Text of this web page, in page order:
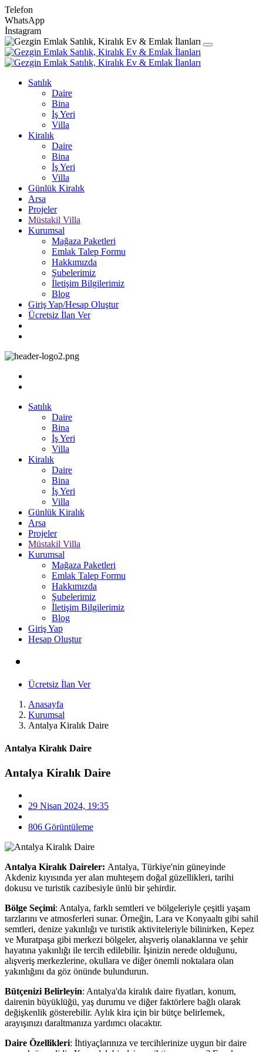
Telefon
WhatsApp
İnstagram
Satılık
Daire
Bina
İş Yeri
Villa
Kiralık
Daire
Bina
İş Yeri
Villa
Günlük Kiralık
Arsa
Projeler
Müstakil Villa
Kurumsal
Mağaza Paketleri
Emlak Talep Formu
Hakkımızda
Şubelerimiz
İletişim Bilgilerimiz
Blog
Giriş Yap/Hesap Oluştur
Ücretsiz İlan Ver
Satılık
Daire
Bina
İş Yeri
Villa
Kiralık
Daire
Bina
İş Yeri
Villa
Günlük Kiralık
Arsa
Projeler
Müstakil Villa
Kurumsal
Mağaza Paketleri
Emlak Talep Formu
Hakkımızda
Şubelerimiz
İletişim Bilgilerimiz
Blog
Giriş Yap
Hesap Oluştur
Ücretsiz İlan Ver
Anasayfa
Kurumsal
Antalya Kiralık Daire
Antalya Kiralık Daire
Antalya Kiralık Daire
29 Nisan 2024, 19:35
806 Görüntüleme
Antalya Kiralık Daireler: Antalya, Türkiye'nin güneyinde
Akdeniz kıyısında yer alan muhteşem doğal güzellikleri, tarihi
dokusu ve turistik cazibesiyle ünlü bir şehirdir.
Bölge Seçimi: Antalya, farklı semtleri ve bölgeleriyle çeşitli yaşam
tarzlarını ve atmosferleri sunar. Örneğin, Lara ve Konyaaltı gibi sahil
semtleri, denize yakınlığı ve turistik aktiviteleriyle bilinirken, Kepez
ve Muratpaşa gibi merkezi bölgeler, alışveriş olanaklarına ve şehir
hayatına yakınlığı ile tercih edilebilir. İşinizin nerede olduğunu,
alışveriş merkezlerine, okullara ve diğer önemli noktalara olan
yakınlığını da göz önünde bulundurun.
Bütçenizi Belirleyin: Antalya'da kiralık daire fiyatları, konum,
dairenin büyüklüğü, yaş durumu ve diğer faktörlere bağlı olarak
değişkenlik gösterebilir. Aylık kira için bir bütçe belirlemek,
arayışınızı daraltmanıza yardımcı olacaktır.
Daire Özellikleri: İhtiyaçlarınıza ve tercihlerinize uygun bir daire